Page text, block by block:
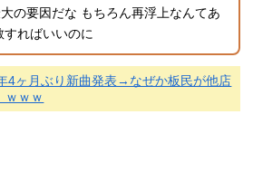
の要因だな もちろん再浮上なんてあ
すればいいのに
4ヶ月ぶり新曲発表→なぜか板民が他店
ｗｗｗ